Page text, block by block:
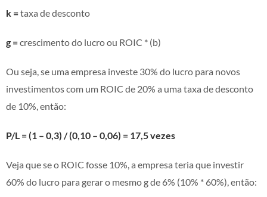
k =taxa de desconto
g =crescimento do lucro ou ROIC * (b)
Ou seja, se uma empresa investe 30% do lucro para novos
investimentos com um ROIC de 20% a uma taxa de desconto
de 10%, então:
P/L = (1 – 0,3) / (0,10 – 0,06) = 17,5 vezes
Veja que se o ROIC fosse 10%, a empresa teria que investir
60% do lucro para gerar o mesmo g de 6% (10% * 60%), então: